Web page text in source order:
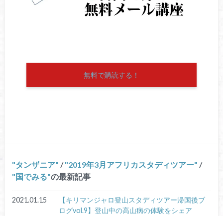
無料で購読する！
タンザニア / 2019年3月アフリカスタディツアー /
国でみる の最新記事
2021.01.15
【キリマンジャロ登山スタディツアー帰国後ブ
ログvol.9】登山中の高山病の体験をシェア